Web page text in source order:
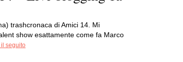
trashcronaca di Amici 14. Mi
show esattamente come fa Marco
il seguito